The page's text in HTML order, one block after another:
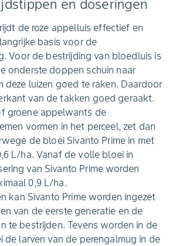
en doseringen
de roze appelluis effectief en
basis voor de
Voor de bestrijding van bloedluis is
onderste doppen schuin naar
deze luizen goed te raken. Daardoor
van de takken goed geraakt.
groene appelwants de
vormen in het perceel, zet dan
de bloei Sivanto Prime in met
L/ha. Vanaf de volle bloei in
van Sivanto Prime worden
0,9 L/ha.
kan Sivanto Prime worden ingezet
van de eerste generatie en de
te bestrijden. Tevens worden in de
de larven van de perengalmug in de